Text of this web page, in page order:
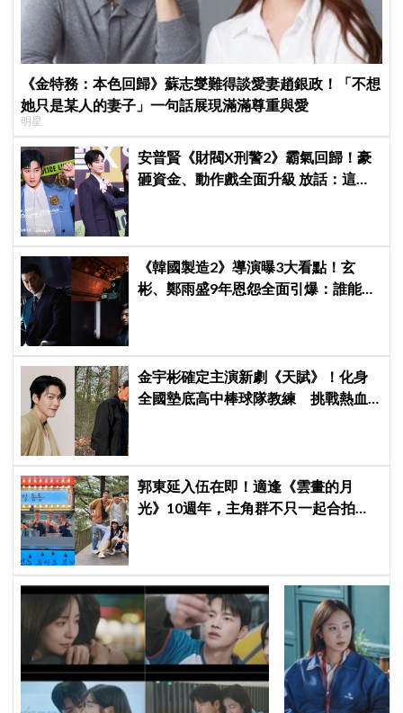
《金特務：本色回歸》蘇志燮難得談愛妻趙銀政！「不想
她只是某人的妻子」一句話展現滿滿尊重與愛
明星
安普賢《財閥X刑警2》霸氣回歸！豪
砸資金、動作戲全面升級 放話：這次
《韓國製造2》導演曝3大看點！玄
彬、鄭雨盛9年恩怨全面引爆：誰能活
金宇彬確定主演新劇《天賦》！化身
全國墊底高中棒球隊教練 挑戰熱血
郭東延入伍在即！適逢《雲畫的月
光》10週年，主角群不只一起合拍畫